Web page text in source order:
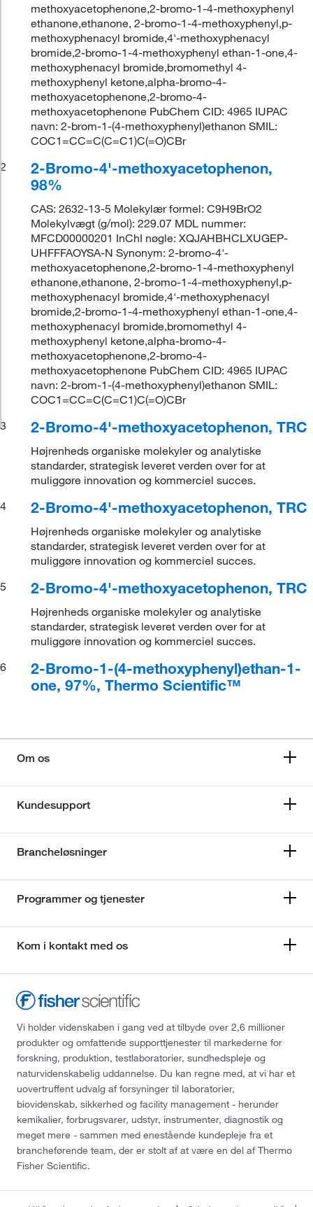
methoxyacetophenone,2-bromo-1-4-methoxyphenyl
ethanone,ethanone, 2-bromo-1-4-methoxyphenyl,p-
methoxyphenacyl bromide,4'-methoxyphenacyl
bromide,2-bromo-1-4-methoxyphenyl ethan-1-one,4-
methoxyphenacyl bromide,bromomethyl 4-
methoxyphenyl ketone,alpha-bromo-4-
methoxyacetophenone,2-bromo-4-
methoxyacetophenone PubChem CID: 4965 IUPAC
navn: 2-brom-1-(4-methoxyphenyl)ethanon SMIL:
COC1=CC=C(C=C1)C(=O)CBr
2
2-Bromo-4'-methoxyacetophenon,
98%
CAS: 2632-13-5 Molekylær formel: C9H9BrO2
Molekylvægt (g/mol): 229.07 MDL nummer:
MFCD00000201 InChI nøgle: XQJAHBHCLXUGEP-
UHFFFAOYSA-N Synonym: 2-bromo-4'-
methoxyacetophenone,2-bromo-1-4-methoxyphenyl
ethanone,ethanone, 2-bromo-1-4-methoxyphenyl,p-
methoxyphenacyl bromide,4'-methoxyphenacyl
bromide,2-bromo-1-4-methoxyphenyl ethan-1-one,4-
methoxyphenacyl bromide,bromomethyl 4-
methoxyphenyl ketone,alpha-bromo-4-
methoxyacetophenone,2-bromo-4-
methoxyacetophenone PubChem CID: 4965 IUPAC
navn: 2-brom-1-(4-methoxyphenyl)ethanon SMIL:
COC1=CC=C(C=C1)C(=O)CBr
3
2-Bromo-4'-methoxyacetophenon, TRC
Højrenheds organiske molekyler og analytiske
standarder, strategisk leveret verden over for at
muliggøre innovation og kommerciel succes.
4
2-Bromo-4'-methoxyacetophenon, TRC
Højrenheds organiske molekyler og analytiske
standarder, strategisk leveret verden over for at
muliggøre innovation og kommerciel succes.
5
2-Bromo-4'-methoxyacetophenon, TRC
Højrenheds organiske molekyler og analytiske
standarder, strategisk leveret verden over for at
muliggøre innovation og kommerciel succes.
6
2-Bromo-1-(4-methoxyphenyl)ethan-1-
one, 97%, Thermo Scientific™
Om os
Kundesupport
Brancheløsninger
Programmer og tjenester
Kom i kontakt med os
Vi holder videnskaben i gang ved at tilbyde over 2,6 millioner
produkter og omfattende supporttjenester til markederne for
forskning, produktion, testlaboratorier, sundhedspleje og
naturvidenskabelig uddannelse. Du kan regne med, at vi har et
uovertruffent udvalg af forsyninger til laboratorier,
biovidenskab, sikkerhed og facility management - herunder
kemikalier, forbrugsvarer, udstyr, instrumenter, diagnostik og
meget mere - sammen med enestående kundepleje fra et
brancheførende team, der er stolt af at være en del af Thermo
Fisher Scientific.